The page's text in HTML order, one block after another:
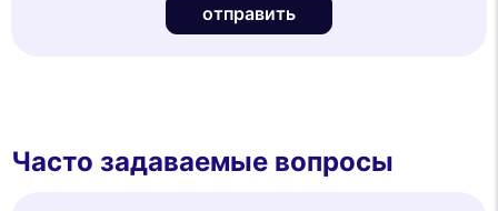
отправить
Часто задаваемые вопросы